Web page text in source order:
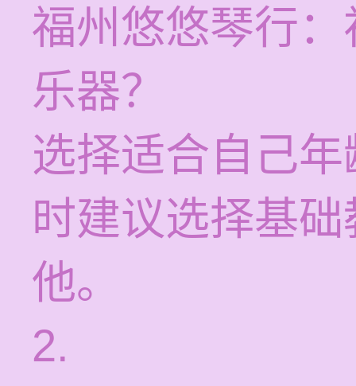
福州悠悠琴行
乐器？
选择适合自己
时建议选择基
他。
2.